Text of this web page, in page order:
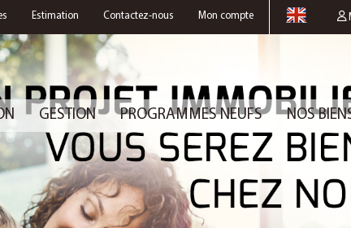
Estimation Contactez-nous Mon compte
GESTION PROGRAMMES NEUFS NOS